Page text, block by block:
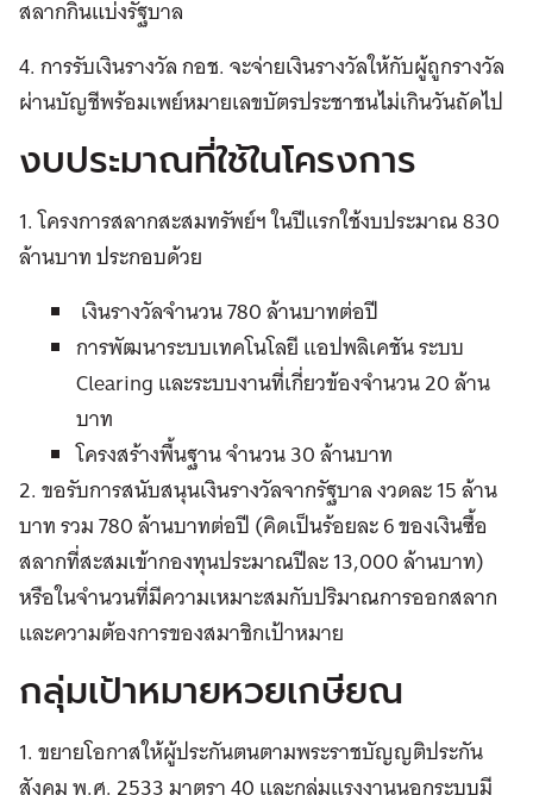
สลากกินแบ่งรัฐบาล
4. การรับเงินรางวัล กอช. จะจ่ายเงินรางวัลให้กับผู้ถูกรางวัล
ผ่านบัญชีพร้อมเพย์หมายเลขบัตรประชาชนไม่เกินวันถัดไป
งบประมาณที่ใช้ในโครงการ
1. โครงการสลากสะสมทรัพย์ฯ ในปีแรกใช้งบประมาณ 830
ล้านบาท ประกอบด้วย
เงินรางวัลจำนวน 780 ล้านบาทต่อปี
การพัฒนาระบบเทคโนโลยี แอปพลิเคชัน ระบบ
Clearing และระบบงานที่เกี่ยวข้องจำนวน 20 ล้าน
บาท
โครงสร้างพื้นฐาน จำนวน 30 ล้านบาท
2. ขอรับการสนับสนุนเงินรางวัลจากรัฐบาล งวดละ 15 ล้าน
บาท รวม 780 ล้านบาทต่อปี (คิดเป็นร้อยละ 6 ของเงินซื้อ
สลากที่สะสมเข้ากองทุนประมาณปีละ 13,000 ล้านบาท)
หรือในจำนวนที่มีความเหมาะสมกับปริมาณการออกสลาก
และความต้องการของสมาชิกเป้าหมาย
กลุ่มเป้าหมายหวยเกษียณ
1. ขยายโอกาสให้ผู้ประกันตนตามพระราชบัญญติประกัน
สังคม พ.ศ. 2533 มาตรา 40 และกลุ่มแรงงานนอกระบบมี